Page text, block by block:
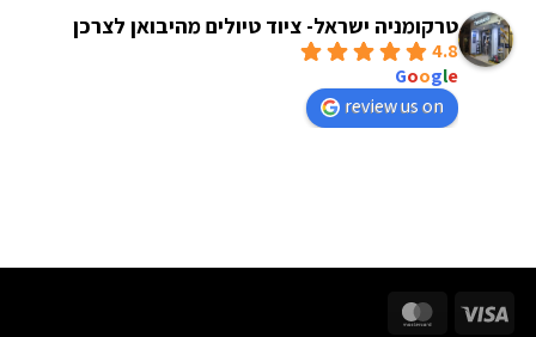
טרקומניה ישראל- ציוד טיולים מהיבואן לצרכן
4.8
Google
review us on
Visa